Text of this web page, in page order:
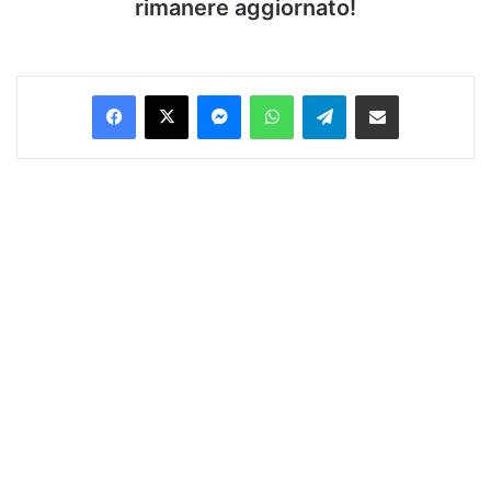
rimanere aggiornato!
Facebook
X MessengerWhatsAppTelegramCondividi via Email